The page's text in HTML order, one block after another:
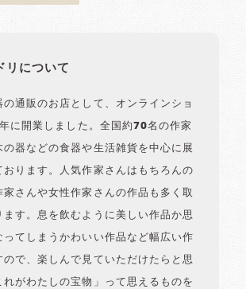
リについて
の通販のお店として、オンラインショ
に開業しました。全国約70名の作家
の器などの食器や生活雑貨を中心に展
おります。人気作家さんはもちろんの
家さんや女性作家さんの作品も多く取
ます。息を飲むように美しい作品か思
ってしまうかわいい作品など幅広い作
ので、楽しんで見ていただけたらと思
れがわたしの宝物」って思えるものを